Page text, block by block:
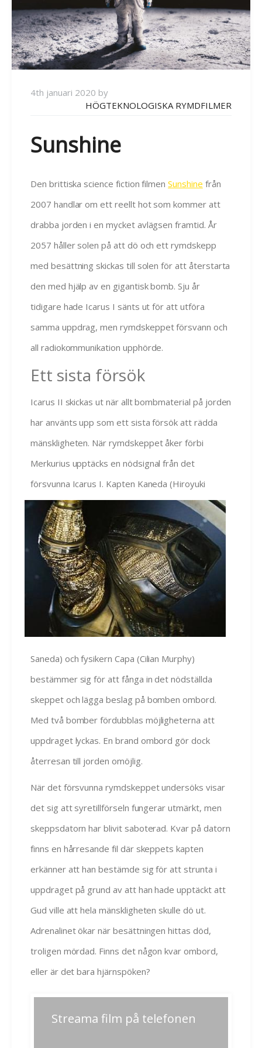
4th januari 2020 by
HÖGTEKNOLOGISKA RYMDFILMER
Sunshine
Den brittiska science fiction filmenSunshine från
2007 handlar om ett reellt hot som kommer att
drabba jorden i en mycket avlägsen framtid. År
2057 håller solen på att dö och ett rymdskepp
med besättning skickas till solen för att återstarta
den med hjälp av en gigantisk bomb. Sju år
tidigare hade Icarus I sänts ut för att utföra
samma uppdrag, men rymdskeppet försvann och
all radiokommunikation upphörde.
Ett sista försök
Icarus II skickas ut när allt bombmaterial på jorden
har använts upp som ett sista försök att rädda
mänskligheten. När rymdskeppet åker förbi
Merkurius upptäcks en nödsignal från det
försvunna Icarus I. Kapten Kaneda (Hiroyuki
Saneda) och fysikern Capa (Cilian Murphy)
bestämmer sig för att fånga in det nödställda
skeppet och lägga beslag på bomben ombord.
Med två bomber fördubblas möjligheterna att
uppdraget lyckas. En brand ombord gör dock
återresan till jorden omöjlig.
När det försvunna rymdskeppet undersöks visar
det sig att syretillförseln fungerar utmärkt, men
skeppsdatorn har blivit saboterad. Kvar på datorn
finns en hårresande fil där skeppets kapten
erkänner att han bestämde sig för att strunta i
uppdraget på grund av att han hade upptäckt att
Gud ville att hela mänskligheten skulle dö ut.
Adrenalinet ökar när besättningen hittas död,
troligen mördad. Finns det någon kvar ombord,
eller är det bara hjärnspöken?
Inläggsnavigering
Previous
Streama film på telefonen